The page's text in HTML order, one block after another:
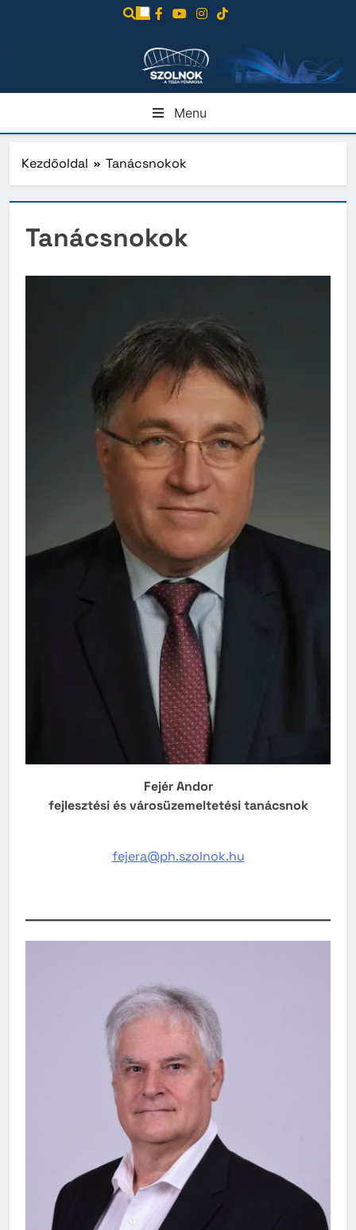
Menu
Kezdőoldal Tanácsnokok
Tanácsnokok
Fejér Andor
fejlesztési és városüzemeltetési tanácsnok
fejera@ph.szolnok.hu